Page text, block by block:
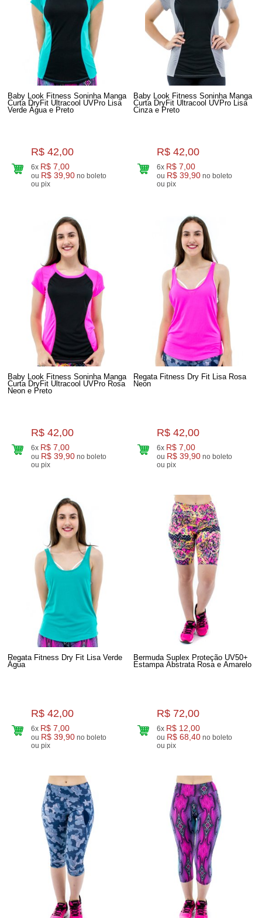
Baby Look Fitness Soninha Manga
Curta DryFit Ultracool UVPro Lisa
Verde Água e Preto
R$ 42,00
6x R$ 7,00
ou R$ 39,90 no boleto
ou pix
Baby Look Fitness Soninha Manga
Curta DryFit Ultracool UVPro Lisa
Cinza e Preto
R$ 42,00
6x R$ 7,00
ou R$ 39,90 no boleto
ou pix
Baby Look Fitness Soninha Manga
Curta DryFit Ultracool UVPro Rosa
Neon e Preto
R$ 42,00
6x R$ 7,00
ou R$ 39,90 no boleto
ou pix
Regata Fitness Dry Fit Lisa Rosa
Neon
R$ 42,00
6x R$ 7,00
ou R$ 39,90 no boleto
ou pix
Regata Fitness Dry Fit Lisa Verde
Água
R$ 42,00
6x R$ 7,00
ou R$ 39,90 no boleto
ou pix
Bermuda Suplex Proteção UV50+
Estampa Abstrata Rosa e Amarelo
R$ 72,00
6x R$ 12,00
ou R$ 68,40 no boleto
ou pix